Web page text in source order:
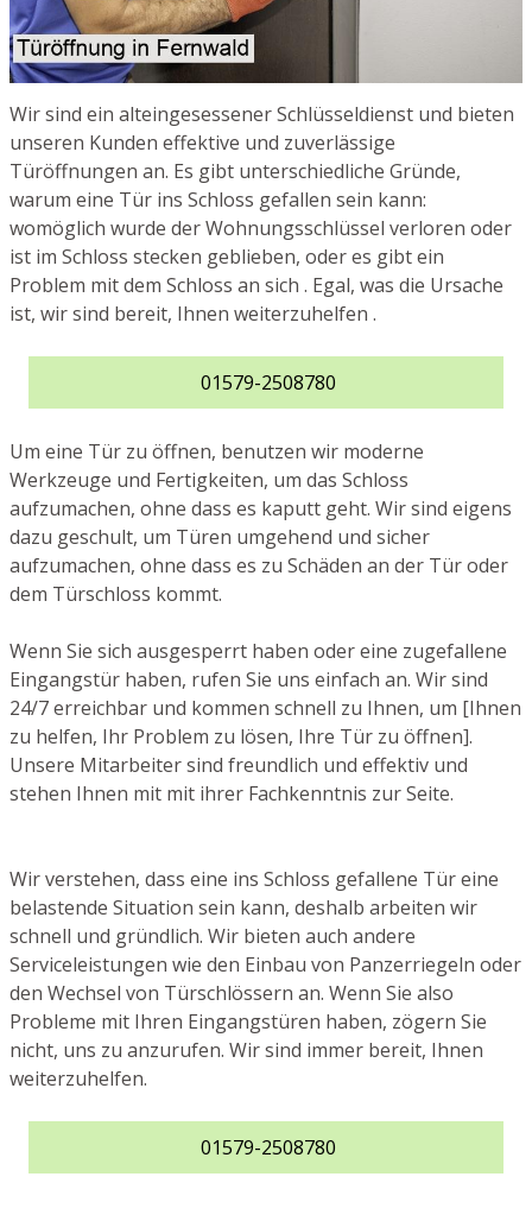
Wir sind ein alteingesessener Schlüsseldienst und bieten
unseren Kunden effektive und zuverlässige
Türöffnungen an. Es gibt unterschiedliche Gründe,
warum eine Tür ins Schloss gefallen sein kann:
womöglich wurde der Wohnungsschlüssel verloren oder
ist im Schloss stecken geblieben, oder es gibt ein
Problem mit dem Schloss an sich . Egal, was die Ursache
ist, wir sind bereit, Ihnen weiterzuhelfen .
01579-2508780
Um eine Tür zu öffnen, benutzen wir moderne
Werkzeuge und Fertigkeiten, um das Schloss
aufzumachen, ohne dass es kaputt geht. Wir sind eigens
dazu geschult, um Türen umgehend und sicher
aufzumachen, ohne dass es zu Schäden an der Tür oder
dem Türschloss kommt.
Wenn Sie sich ausgesperrt haben oder eine zugefallene
Eingangstür haben, rufen Sie uns einfach an. Wir sind
24/7 erreichbar und kommen schnell zu Ihnen, um [Ihnen
zu helfen, Ihr Problem zu lösen, Ihre Tür zu öffnen].
Unsere Mitarbeiter sind freundlich und effektiv und
stehen Ihnen mit mit ihrer Fachkenntnis zur Seite.
Wir verstehen, dass eine ins Schloss gefallene Tür eine
belastende Situation sein kann, deshalb arbeiten wir
schnell und gründlich. Wir bieten auch andere
Serviceleistungen wie den Einbau von Panzerriegeln oder
den Wechsel von Türschlössern an. Wenn Sie also
Probleme mit Ihren Eingangstüren haben, zögern Sie
nicht, uns zu anzurufen. Wir sind immer bereit, Ihnen
weiterzuhelfen.
01579-2508780